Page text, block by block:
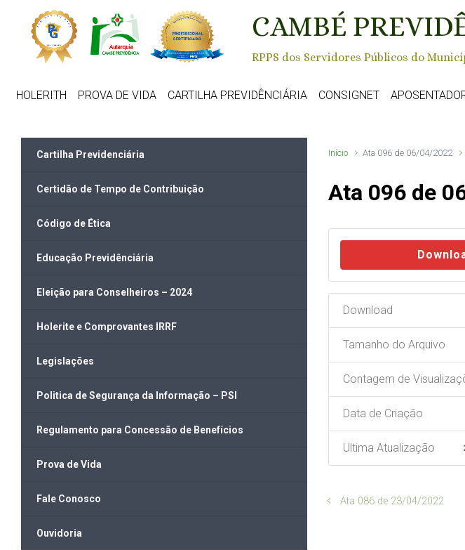
Skip to main content
CAMBÉ
RPPS dos Servidores Públicos do
HOLERITH PROVA DE VIDA CARTILHA PREVIDÊNCIÁRIA CONSIGNET
Início Ata 096 de 06/04/2022
Ata 096 de
Download
Tamanho do Arquivo
Contagem de
Data de Criação
Ultima Atualização
Ata 086 de 23/04/2022
Cartilha Previdenciária
Certidão de Tempo de Contribuição
Código de Ética
Educação Previdênciária
Eleição para Conselheiros – 2024
Holerite e Comprovantes IRRF
Legislações
Politica de Segurança da Informação – PSI
Regulamento para Concessão de Benefícios
Prova de Vida
Fale Conosco
Ouvidoria